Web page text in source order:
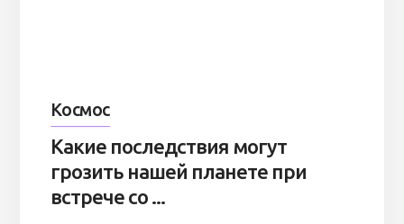
Космос
Какие последствия могут
грозить нашей планете при
встрече со ...